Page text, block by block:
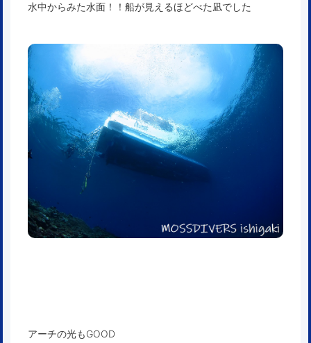
水中からみた水面！！船が見えるほどべた凪でした
アーチの光もGOOD